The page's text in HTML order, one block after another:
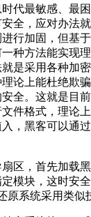
代最敏感、最
全，应对办法
行加固，但基
种方法能实现
是采用各种加
论上能杜绝欺
全。这就是目前
件格式，理论
，黑客可以通
区，首先加载
模块，这时安
系统采用类似